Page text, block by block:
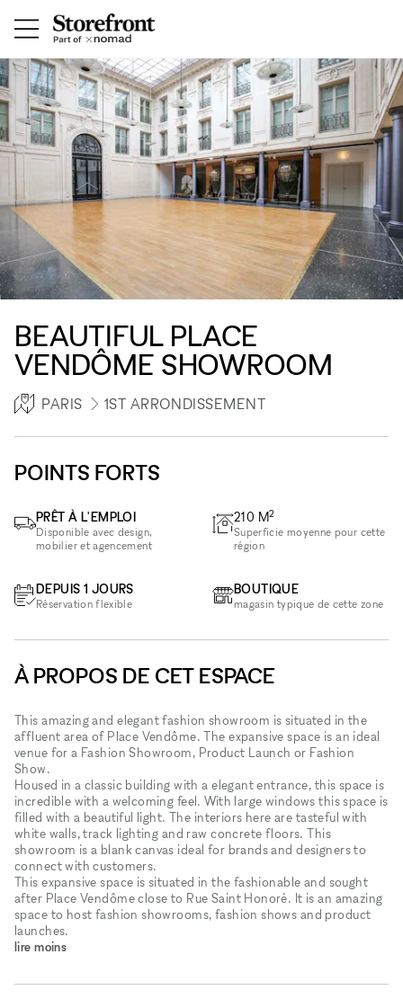
BEAUTIFUL PLACE
VENDÔME SHOWROOM
PARIS 1ST ARRONDISSEMENT
POINTS FORTS
PRÊT À L'EMPLOI
Disponible avec design,
mobilier et agencement
DEPUIS 1 JOURS
Réservation flexible
210 M2
Superficie moyenne pour cette
région
BOUTIQUE
magasin typique de cette zone
À PROPOS DE CET ESPACE
This amazing and elegant fashion showroom is situated in the
affluent area of Place Vendôme. The expansive space is an ideal
venue for a Fashion Showroom, Product Launch or Fashion
Show.
Housed in a classic building with a elegant entrance, this space is
incredible with a welcoming feel. With large windows this space is
filled with a beautiful light. The interiors here are tasteful with
white walls, track lighting and raw concrete floors. This
showroom is a blank canvas ideal for brands and designers to
connect with customers.
This expansive space is situated in the fashionable and sought
after Place Vendôme close to Rue Saint Honoré. It is an amazing
space to host fashion showrooms, fashion shows and product
launches.
lire moins